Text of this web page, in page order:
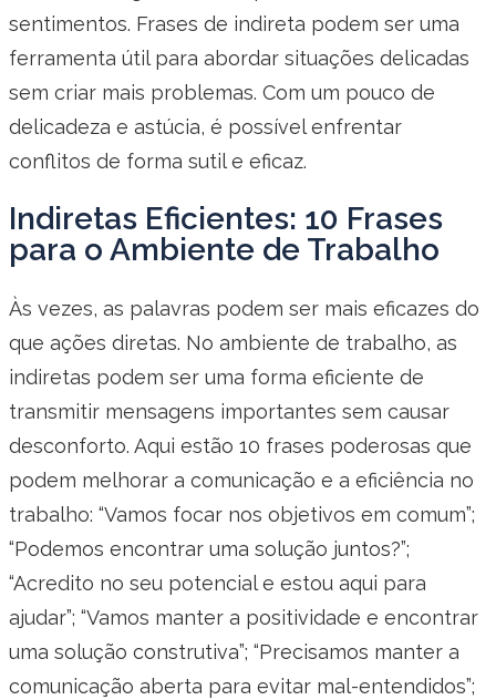
sentimentos. Frases de indireta podem ser uma
ferramenta útil para abordar situações delicadas
sem criar mais problemas. Com um pouco de
delicadeza e astúcia, é possível enfrentar
conflitos de forma sutil e eficaz.
Indiretas Eficientes: 10 Frases
para o Ambiente de Trabalho
Às vezes, as palavras podem ser mais eficazes do
que ações diretas. No ambiente de trabalho, as
indiretas podem ser uma forma eficiente de
transmitir mensagens importantes sem causar
desconforto. Aqui estão 10 frases poderosas que
podem melhorar a comunicação e a eficiência no
trabalho: “Vamos focar nos objetivos em comum”;
“Podemos encontrar uma solução juntos?”;
“Acredito no seu potencial e estou aqui para
ajudar”; “Vamos manter a positividade e encontrar
uma solução construtiva”; “Precisamos manter a
comunicação aberta para evitar mal-entendidos”;